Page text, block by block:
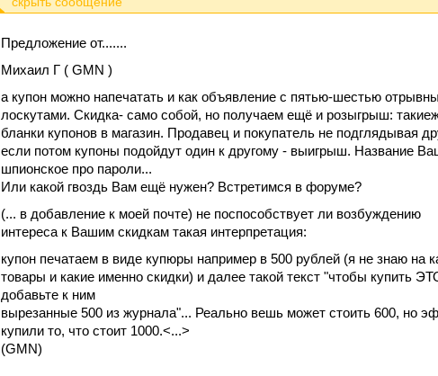
Предложение от.......
Михаил Г ( GMN )
а купон можно напечатать и как объявление с пятью-шестью
лоскутами. Скидка- само собой, но получаем ещё и розыгрыш:
бланки купонов в магазин. Продавец и покупатель не подглядывая
если потом купоны подойдут один к другому - выигрыш. Название
шпионское про пароли...
Или какой гвоздь Вам ещё нужен? Встретимся в форуме?
(... в добавление к моей почте) не поспособствует ли возбуждению
интереса к Вашим скидкам такая интерпретация:
купон печатаем в виде купюры например в 500 рублей (я не знаю на
товары и какие именно скидки) и далее такой текст "чтобы купить
добавьте к ним
вырезанные 500 из журнала"... Реально вешь может стоить 600, но
купили то, что стоит 1000.<...>
(GMN)